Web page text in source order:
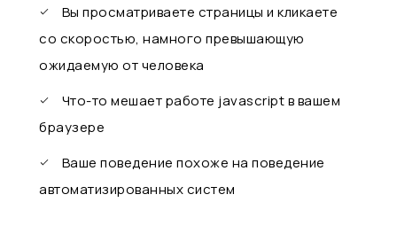
Вы просматриваете страницы и кликаете
со скоростью, намного превышающую
ожидаемую от человека
Что-то мешает работе javascript в вашем
браузере
Ваше поведение похоже на поведение
автоматизированных систем